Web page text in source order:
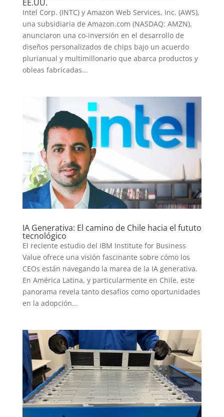
INICIO
PELICULAS
EE.UU.
Intel Corp. (INTC) y Amazon Web Services, Inc. (AWS),
una subsidiaria de Amazon.com (NASDAQ: AMZN),
anunciaron una co-inversión en el desarrollo de
diseños personalizados de chips bajo un acuerdo
plurianual y multimillonario que abarca productos y
obleas fabricadas...
IA Generativa: El camino de Chile hacia el fututo
tecnológico
El reciente estudio del IBM Institute for Business
Value ofrece una visión fascinante sobre cómo los
CEOs están navegando la marea de la IA generativa.
En América Latina, y particularmente en Chile, este
panorama revela tanto desafíos como oportunidades
en la adopción...